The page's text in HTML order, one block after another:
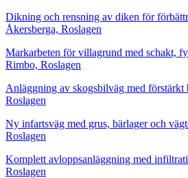
Dikning och rensning av diken för
Åkersberga, Roslagen
Markarbeten för villagrund med schakt,
Rimbo, Roslagen
Anläggning av skogsbilväg med förstärkt
Roslagen
Ny infartsväg med grus, bärlager och
Roslagen
Komplett avloppsanläggning med
Roslagen